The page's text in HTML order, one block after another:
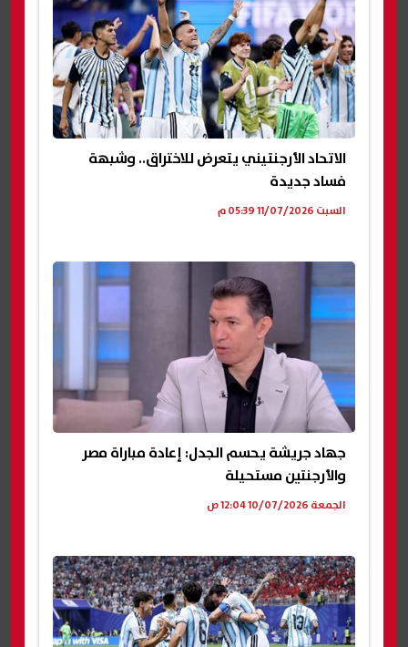
الاتحاد الأرجنتيني يتعرض للاختراق.. وشبهة
فساد جديدة
السبت 11/07/2026 05:39 م
جهاد جريشة يحسم الجدل: إعادة مباراة مصر
والأرجنتين مستحيلة
الجمعة 10/07/2026 12:04 ص